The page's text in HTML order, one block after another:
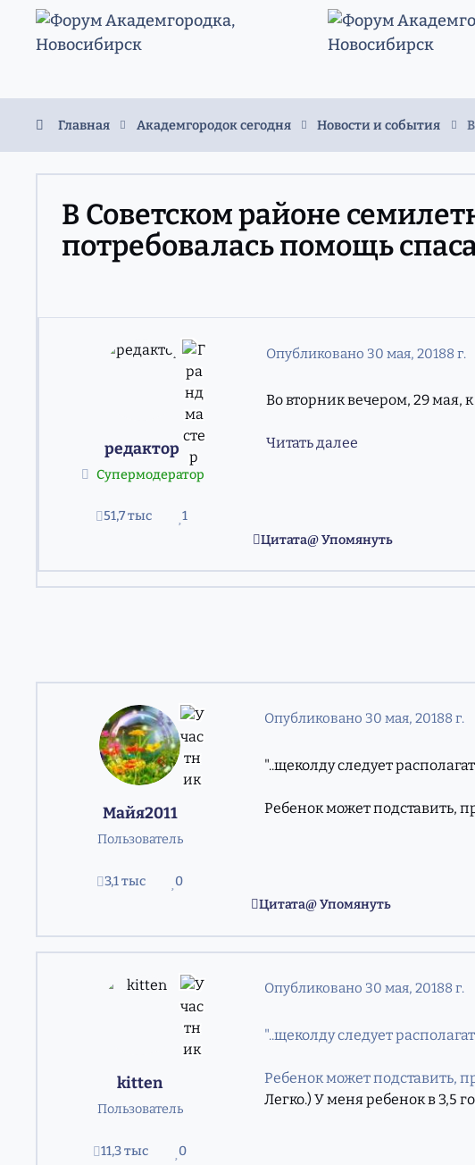
Перейти к содержанию
Главная Академгородок сегодня Новости и события
В Советском районе
потребовалась помощь
редактор
Супермодератор
51,7 тыс
сообщения
1
Репутация
Опубликовано 30 мая, 20188 г.
Во вторник вечером, 29
Читать далее
Цитата Упомянуть
Майя2011
Пользователь
3,1 тыс
сообщения
0
Репутация
Опубликовано 30 мая, 20188 г.
"..щеколду следует
Ребенок может подставить,
Цитата Упомянуть
kitten
Пользователь
11,3 тыс
сообщения
0
Репутация
Опубликовано 30 мая, 20188 г.
"..щеколду следует
Ребенок может подставить,
Легко.) У меня ребенок в 3,5